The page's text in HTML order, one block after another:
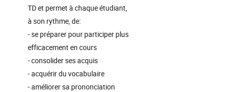
TD et permet à chaque étudiant,
à son rythme, de:
- se préparer pour participer plus
efficacement en cours
- consolider ses acquis
- acquérir du vocabulaire
- améliorer sa prononciation